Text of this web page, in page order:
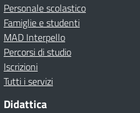
Personale scolastico
Famiglie e studenti
MAD Interpello
Percorsi di studio
Iscrizioni
Tutti i servizi
Didattica